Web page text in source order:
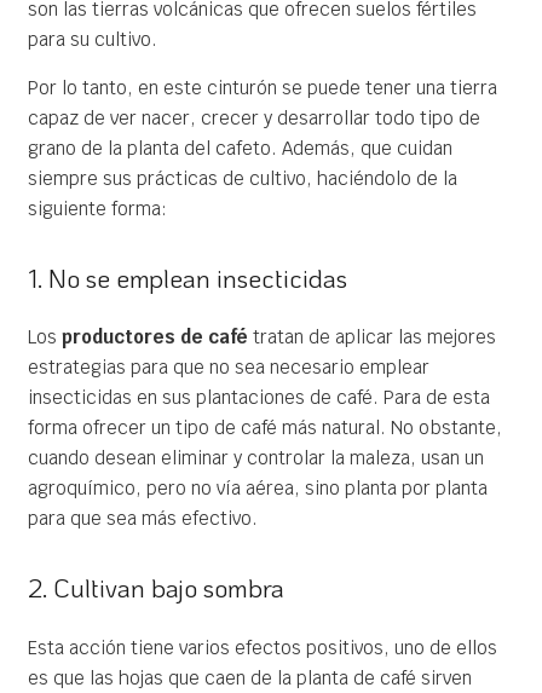
son las tierras volcánicas que ofrecen suelos fértiles
para su cultivo.
Por lo tanto, en este cinturón se puede tener una tierra
capaz de ver nacer, crecer y desarrollar todo tipo de
grano de la planta del cafeto. Además, que cuidan
siempre sus prácticas de cultivo, haciéndolo de la
siguiente forma:
1. No se emplean insecticidas
Los productores de café tratan de aplicar las mejores
estrategias para que no sea necesario emplear
insecticidas en sus plantaciones de café. Para de esta
forma ofrecer un tipo de café más natural. No obstante,
cuando desean eliminar y controlar la maleza, usan un
agroquímico, pero no vía aérea, sino planta por planta
para que sea más efectivo.
2. Cultivan bajo sombra
Esta acción tiene varios efectos positivos, uno de ellos
es que las hojas que caen de la planta de café sirven